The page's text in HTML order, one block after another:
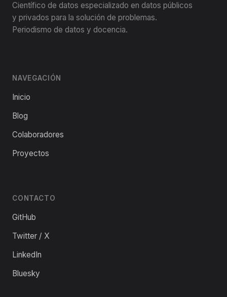
Científico de datos especializado en datos públicos
y privados para la solución de problemas.
Periodismo de datos y docencia.
NAVEGACIÓN
Inicio
Blog
Colaboradores
Proyectos
CONTACTO
GitHub
Twitter / X
LinkedIn
Bluesky